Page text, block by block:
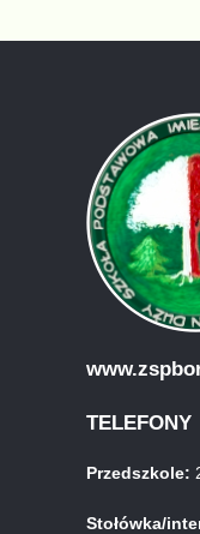
TELEFONY
Przedszkole:
Stołówka/